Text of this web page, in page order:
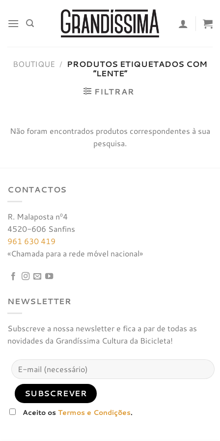
content
BOUTIQUE / PRODUTOS ETIQUETADOS COM
“LENTE”
FILTRAR
Não foram encontrados produtos correspondentes à sua
pesquisa.
CONTACTOS
R. Malaposta nº4
4520-606 Sanfins
961 630 419
«Chamada para a rede móvel nacional»
NEWSLETTER
Subscreve a nossa newsletter e fica a par de todas as
novidades da Grandíssima Cultura da Bicicleta!
Aceito osTermos e Condições.